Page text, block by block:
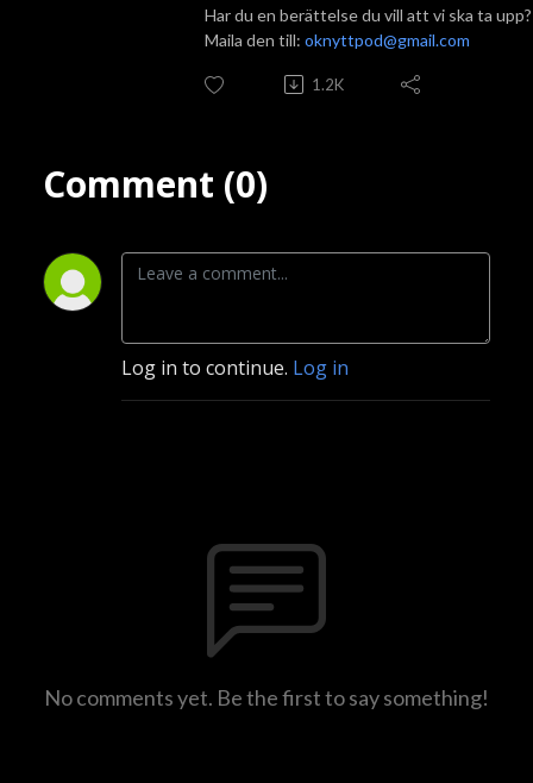
Har du en berättelse du vill att vi ska ta upp?
Maila den till: oknyttpod@gmail.com
1.2K
Comment (0)
Log in to continue. Log in
No comments yet. Be the first to say something!